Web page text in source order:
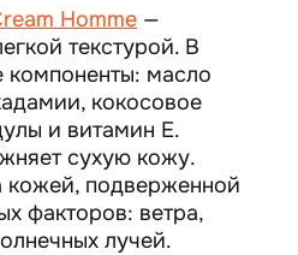
Homme —
текстурой. В
компоненты: масло
кокосовое
и витамин Е.
сухую кожу.
кожей, подверженной
факторов: ветра,
лучей.